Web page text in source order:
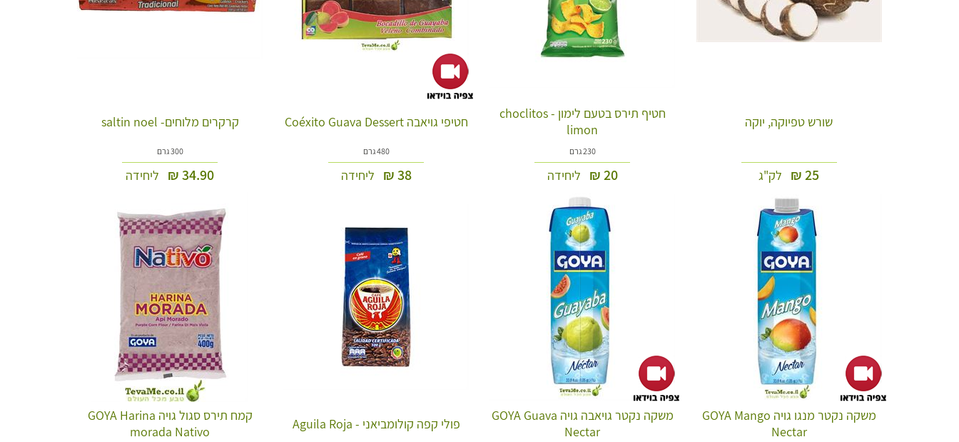
שורש טפיוקה, יוקה
25
₪ לק"ג
חטיף תירס בטעם לימון - choclitos
limon
230 גרם
20
₪ ליחידה
חטיפי גויאבה Coéxito Guava Dessert
480 גרם
38
₪ ליחידה
קרקרים מלוחים- saltin noel
300 גרם
34.90
₪ ליחידה
משקה נקטר מנגו גויה GOYA Mango
Nectar
משקה נקטר גויאבה גויה GOYA Guava
Nectar
פולי קפה קולומביאני - Aguila Roja
קמח תירס סגול גויה GOYA Harina
morada Nativo